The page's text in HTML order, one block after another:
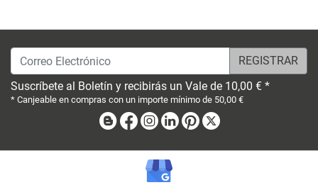
Correo Electrónico
Suscríbete al Boletín y recibirás un Vale de 10,00 € *
* Canjeable en compras con un importe mínimo de 50,00 €
BlogFacebook
Instagram
LinkedinPinterest